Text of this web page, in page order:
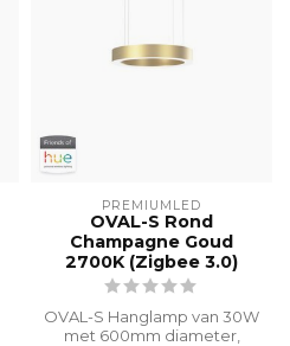
PREMIUMLED
OVAL-S Rond
Champagne Goud
2700K (Zigbee 3.0)
OVAL-S Hanglamp van 30W
met 600mm diameter,